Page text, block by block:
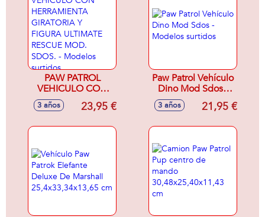
PAW PATROL
VEHICULO CON
HERRAMIENTA
GIRATORIA Y
surtidos
3 años 23,95 €
Paw Patrol Vehículo
Dino Mod Sdos -
Modelos surtidos
3 años 21,95 €